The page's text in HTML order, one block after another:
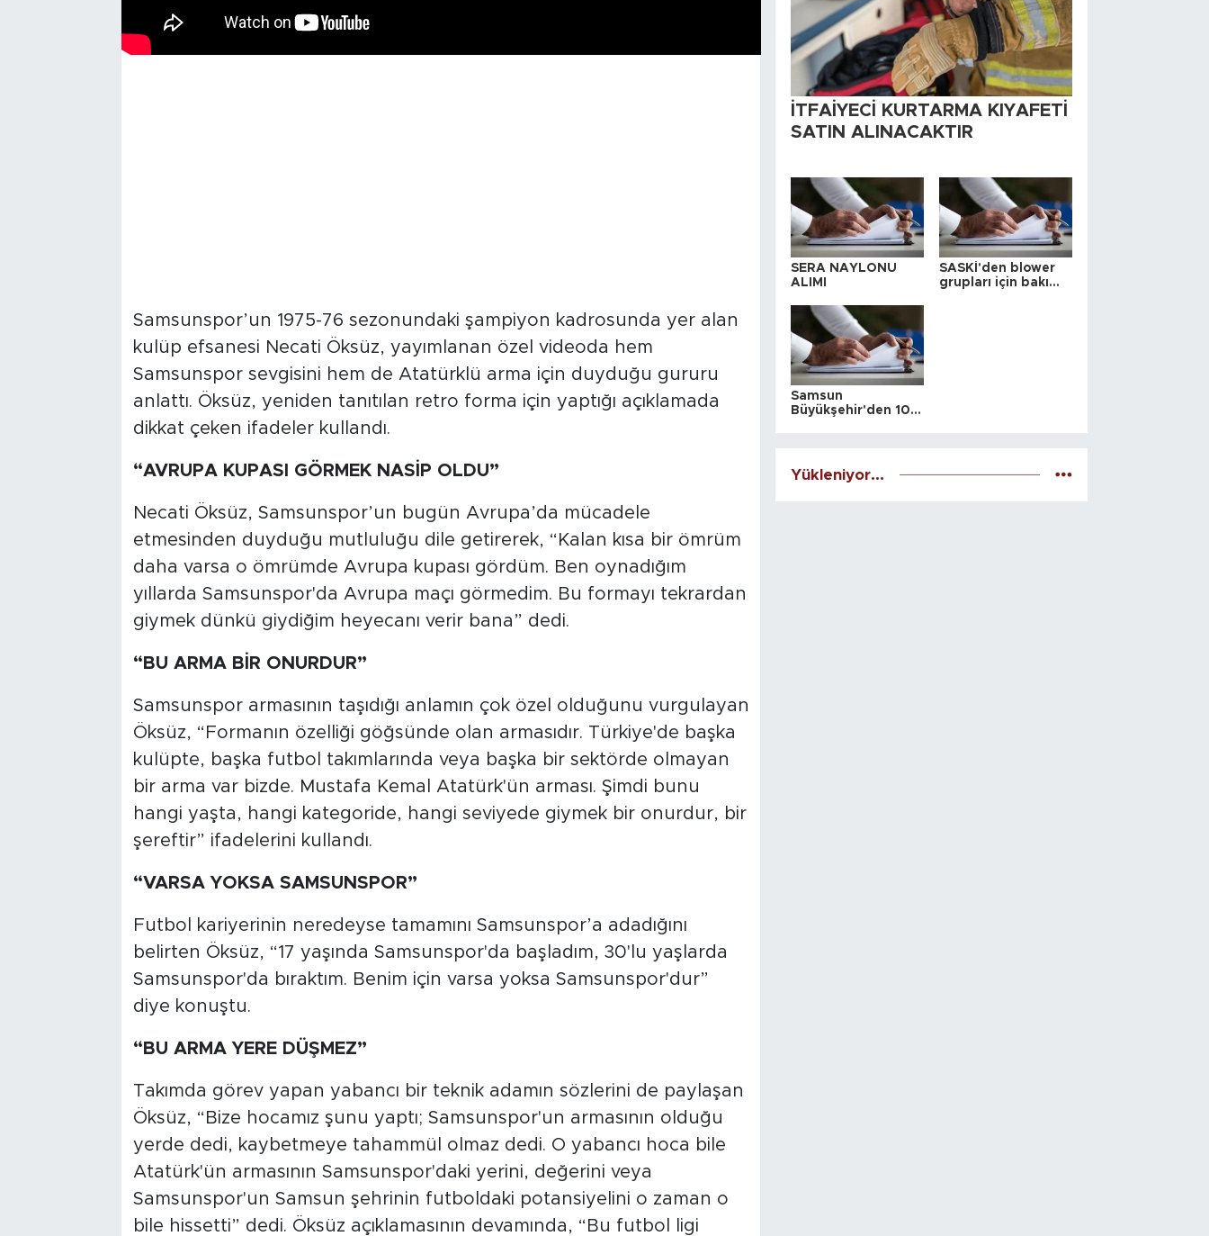
Samsunspor’un 1975-76 sezonundaki şampiyon kadrosunda yer alan
kulüp efsanesi Necati Öksüz, yayımlanan özel videoda hem
Samsunspor sevgisini hem de Atatürklü arma için duyduğu gururu
anlattı. Öksüz, yeniden tanıtılan retro forma için yaptığı açıklamada
dikkat çeken ifadeler kullandı.
“AVRUPA KUPASI GÖRMEK NASİP OLDU”
Necati Öksüz, Samsunspor’un bugün Avrupa’da mücadele
etmesinden duyduğu mutluluğu dile getirerek, “Kalan kısa bir ömrüm
daha varsa o ömrümde Avrupa kupası gördüm. Ben oynadığım
yıllarda Samsunspor'da Avrupa maçı görmedim. Bu formayı tekrardan
giymek dünkü giydiğim heyecanı verir bana” dedi.
“BU ARMA BİR ONURDUR”
Samsunspor armasının taşıdığı anlamın çok özel olduğunu vurgulayan
Öksüz, “Formanın özelliği göğsünde olan armasıdır. Türkiye'de başka
kulüpte, başka futbol takımlarında veya başka bir sektörde olmayan
bir arma var bizde. Mustafa Kemal Atatürk'ün arması. Şimdi bunu
hangi yaşta, hangi kategoride, hangi seviyede giymek bir onurdur, bir
şereftir” ifadelerini kullandı.
“VARSA YOKSA SAMSUNSPOR”
Futbol kariyerinin neredeyse tamamını Samsunspor’a adadığını
belirten Öksüz, “17 yaşında Samsunspor'da başladım, 30'lu yaşlarda
Samsunspor'da bıraktım. Benim için varsa yoksa Samsunspor'dur”
diye konuştu.
“BU ARMA YERE DÜŞMEZ”
Takımda görev yapan yabancı bir teknik adamın sözlerini de paylaşan
Öksüz, “Bize hocamız şunu yaptı; Samsunspor'un armasının olduğu
yerde dedi, kaybetmeye tahammül olmaz dedi. O yabancı hoca bile
Atatürk'ün armasının Samsunspor'daki yerini, değerini veya
Samsunspor'un Samsun şehrinin futboldaki potansiyelini o zaman o
bile hissetti” dedi. Öksüz açıklamasının devamında, “Bu futbol ligi
İTFAİYECİ KURTARMA KIYAFETİ
SATIN ALINACAKTIR
SERA NAYLONU
ALIMI
SASKİ'den blower
grupları için bakım
Samsun
Büyükşehir'den 10
Yükleniyor...